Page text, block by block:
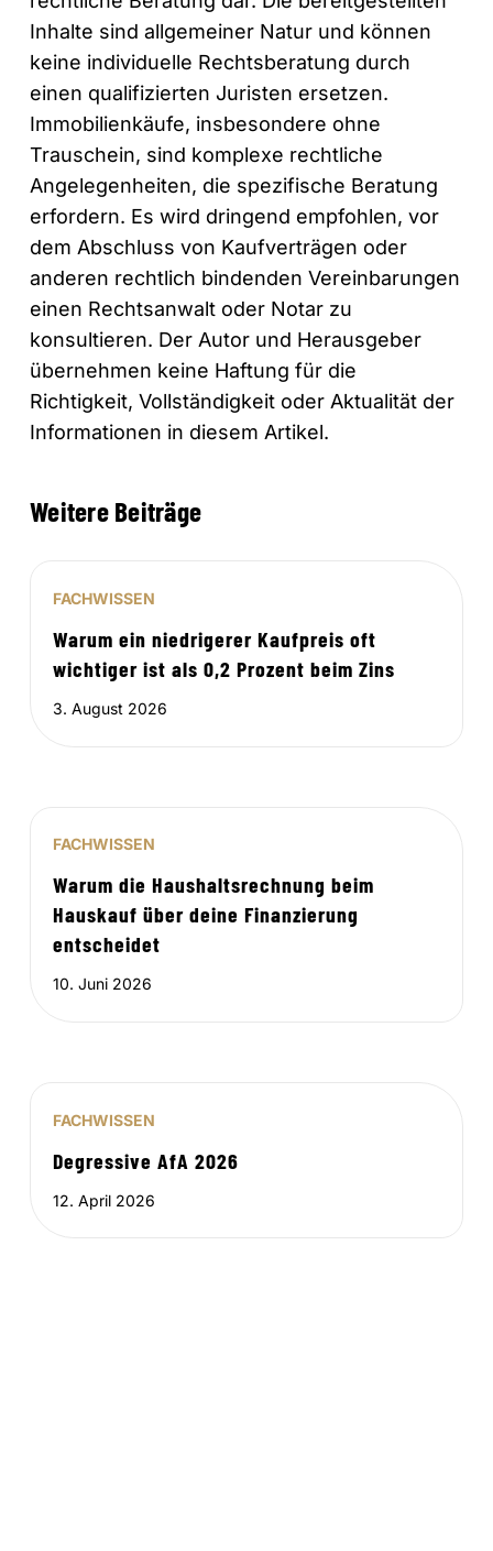
Inhalte sind allgemeiner Natur und können
keine individuelle Rechtsberatung durch
einen qualifizierten Juristen ersetzen.
Immobilienkäufe, insbesondere ohne
Trauschein, sind komplexe rechtliche
Angelegenheiten, die spezifische Beratung
erfordern. Es wird dringend empfohlen, vor
dem Abschluss von Kaufverträgen oder
anderen rechtlich bindenden Vereinbarungen
einen Rechtsanwalt oder Notar zu
konsultieren. Der Autor und Herausgeber
übernehmen keine Haftung für die
Richtigkeit, Vollständigkeit oder Aktualität der
Informationen in diesem Artikel.
Weitere Beiträge
FACHWISSEN
Warum ein niedrigerer Kaufpreis oft
wichtiger ist als 0,2 Prozent beim Zins
3. August 2026
FACHWISSEN
Warum die Haushaltsrechnung beim
Hauskauf über deine Finanzierung
entscheidet
10. Juni 2026
FACHWISSEN
Degressive AfA 2026
12. April 2026